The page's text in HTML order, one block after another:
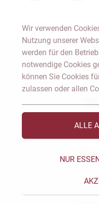
Vorträge &
Wir verwenden
Nutzung unserer
werden für den
notwendige Cookies
können Sie Cookies
zulassen oder allen
ALLE
NUR